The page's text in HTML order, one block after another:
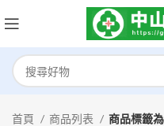
首頁 商品列表 商品標籤